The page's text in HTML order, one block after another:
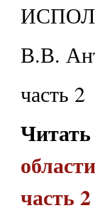
В.В.
часть 2
часть